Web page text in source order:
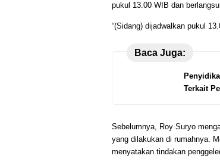
pukul 13.00 WIB dan
“(Sidang) dijadwalkan pukul
Baca Juga:
Terkait
Sebelumnya, Roy Suryo
yang dilakukan di rumahnya.
menyatakan tindakan